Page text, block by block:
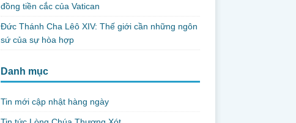
đồng tiền cắc của Vatican
Đức Thánh Cha Lêô XIV: Thế giới cần những ngôn
sứ của sự hòa hợp
Danh mục
Tin mới cập nhật hàng ngày